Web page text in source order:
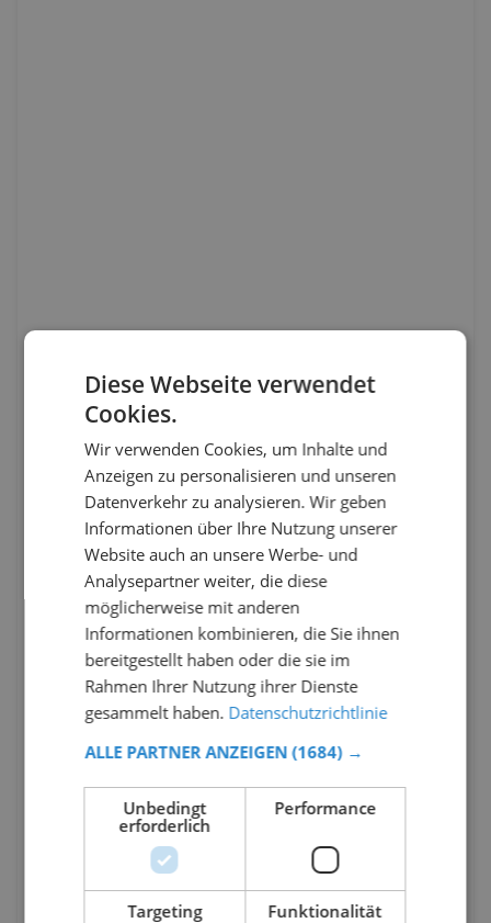
Diese Webseite verwendet
Cookies.
Wir verwenden Cookies, um Inhalte und
Anzeigen zu personalisieren und unseren
Datenverkehr zu analysieren. Wir geben
Informationen über Ihre Nutzung unserer
Website auch an unsere Werbe- und
Analysepartner weiter, die diese
möglicherweise mit anderen
Informationen kombinieren, die Sie ihnen
bereitgestellt haben oder die sie im
Rahmen Ihrer Nutzung ihrer Dienste
gesammelt haben. Datenschutzrichtlinie
ALLE PARTNER ANZEIGEN (1684) →
Unbedingt
erforderlich
Performance
Targeting Funktionalität